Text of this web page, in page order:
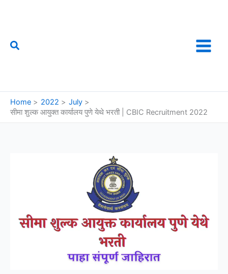
Search
Home 2022
July
सीमा शुल्क आयुक्त कार्यालय पुणे येथे भरती | CBIC Recruitment 2022